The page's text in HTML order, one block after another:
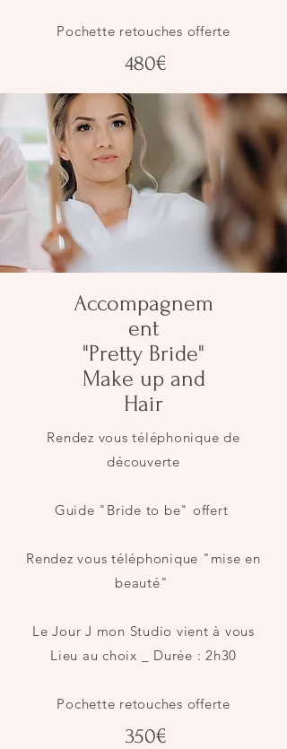
Pochette retouches offerte
480€
Accompagnem
ent
"Pretty Bride"
Make up and
Hair
Rendez vous téléphonique de
découverte
Guide "Bride to be" offert
Rendez vous téléphonique "mise en
beauté"
Le Jour J mon Studio vient à vous
Lieu au choix _ Durée : 2h30
Pochette retouches offerte
350€